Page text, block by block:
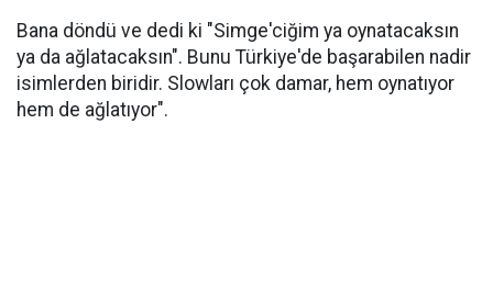
Bana döndü ve dedi ki "Simge'ciğim ya oynatacaksın
ya da ağlatacaksın". Bunu Türkiye'de başarabilen nadir
isimlerden biridir. Slowları çok damar, hem oynatıyor
hem de ağlatıyor".